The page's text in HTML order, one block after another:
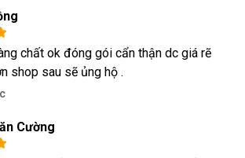
chất ok đóng gói cẩn thận dc giá rẽ
shop sau sẽ ủng hộ .
Cường